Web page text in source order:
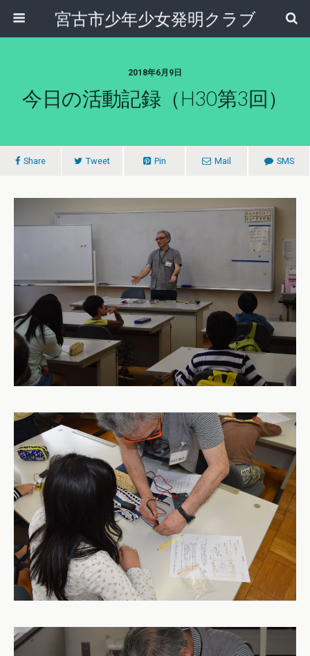
宮古市少年少女発明クラブ
2018年6月9日
今日の活動記録（H30第3回）
Share Tweet Pin Mail SMS